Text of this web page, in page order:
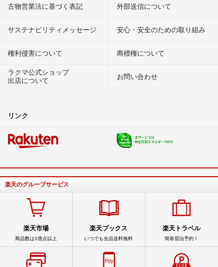
古物営業法に基づく表記 外部送信について
サステナビリティメッセージ 安心・安全のための取り組み
権利侵害について
商標権について
ラクマ公式ショップ
出店について
お問い合わせ
リンク
楽天のグループサービス
楽天市場
商品数は1億点以上
楽天ブックス
いつでも全品送料無料
楽天トラベル
簡単宿泊予約！